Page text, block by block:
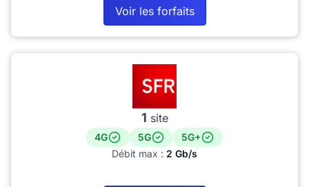
Voir les forfaits
1 site
4G 5G
5G+
Débit max : 2 Gb/s